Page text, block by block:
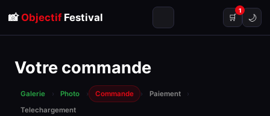
📸 ObjectifFestival 🛒
1
🌙
Votre commande
Galerie › Photo › Commande › Paiement
›
Telechargement